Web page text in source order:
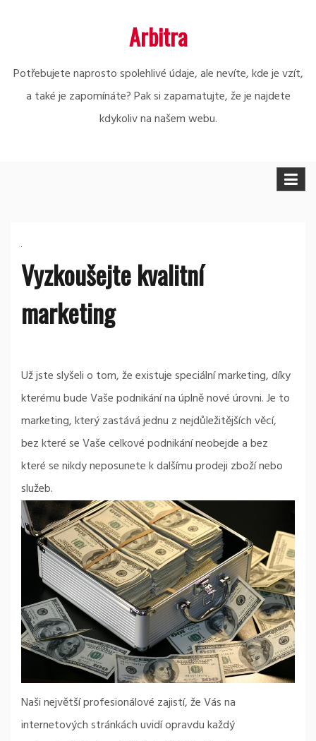
Arbitra
Potřebujete naprosto spolehlivé údaje, ale nevíte, kde je vzít,
a také je zapomínáte? Pak si zapamatujte, že je najdete
kdykoliv na našem webu.
Vyzkoušejte kvalitní
marketing
Už jste slyšeli o tom, že existuje speciální marketing, díky
kterému bude Vaše podnikání na úplně nové úrovni. Je to
marketing, který zastává jednu z nejdůležitějších věcí,
bez které se Vaše celkové podnikání neobejde a bez
které se nikdy neposunete k dalšímu prodeji zboží nebo
služeb.
Naši největší profesionálové zajistí, že Vás na
internetových stránkách uvidí opravdu každý